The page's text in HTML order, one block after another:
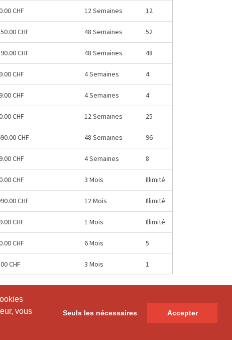
vous
Seuls les nécessaires Accepter
vous
Seuls les nécessaires Accepter
CHF 12 Semaines 12
CHF 48 Semaines 52
CHF 48 Semaines 48
CHF 4 Semaines 4
CHF 4 Semaines 4
CHF 12 Semaines 25
CHF 48 Semaines 96
CHF 4 Semaines 8
CHF 3 Mois Illimité
CHF 12 Mois Illimité
CHF 1 Mois Illimité
CHF 6 Mois 5
CHF 3 Mois 1